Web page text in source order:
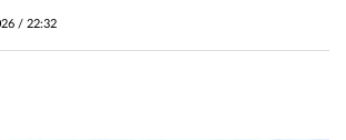
/ 22:32